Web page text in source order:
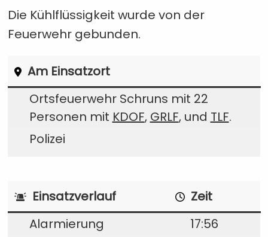
Die Kühlflüssigkeit wurde von der
Feuerwehr gebunden.
Am Einsatzort
Ortsfeuerwehr Schruns mit 22
Personen mit KDOF, GRLF, und TLF.
Polizei
Einsatzverlauf
Zeit
Alarmierung
17:56